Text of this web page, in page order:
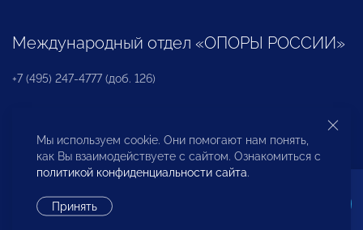
Международный отдел «ОПОРЫ РОССИИ»
+7 (495) 247-4777 (доб. 126)
Бюро по защите прав предпринимателей и
инвесторов
Мы используем cookie. Они помогают нам понять,
как Вы взаимодействуете с сайтом. Ознакомиться с
политикой конфиденциальности сайта.
Принять